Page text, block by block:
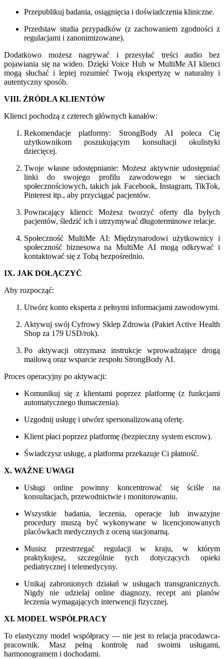
Przepublikuj badania, osiągnięcia i doświadczenia kliniczne.
Przedstaw studia przypadków (z zachowaniem zgodności z
regulacjami i zanonimizowane).
Dodatkowo możesz nagrywać i przesyłać treści audio bez
pojawiania się na wideo. Dzięki Voice Hub w MultiMe AI klienci
mogą słuchać i lepiej rozumieć Twoją ekspertyzę w naturalny i
autentyczny sposób.
VIII. ŹRÓDŁA KLIENTÓW
Klienci pochodzą z czterech głównych kanałów:
Rekomendacje platformy: StrongBody AI poleca Cię
użytkownikom poszukującym konsultacji okulistyki
dziecięcej.
Twoje własne udostępnianie: Możesz aktywnie udostępniać
linki do swojego profilu zawodowego w sieciach
społecznościowych, takich jak Facebook, Instagram, TikTok,
Pinterest itp., aby przyciągać pacjentów.
Powracający klienci: Możesz tworzyć oferty dla byłych
pacjentów, śledzić ich i utrzymywać długoterminowe relacje.
Społeczność MultiMe AI: Międzynarodowi użytkownicy i
społeczność biznesowa na MultiMe AI mogą odkrywać i
kontaktować się z Tobą bezpośrednio.
IX. JAK DOŁĄCZYĆ
Aby rozpocząć:
Utwórz konto eksperta z pełnymi informacjami zawodowymi.
Aktywuj swój Cyfrowy Sklep Zdrowia (Pakiet Active Health
Shop za 179 USD/rok).
Po aktywacji otrzymasz instrukcje wprowadzające drogą
mailową oraz wsparcie zespołu StrongBody AI.
Proces operacyjny po aktywacji:
Komunikuj się z klientami poprzez platformę (z funkcjami
automatycznego tłumaczenia).
Uzgodnij usługę i utwórz spersonalizowaną ofertę.
Klient płaci poprzez platformę (bezpieczny system escrow).
Świadczysz usługę, a platforma przekazuje Ci płatność.
X. WAŻNE UWAGI
Usługi online powinny koncentrować się ściśle na
konsultacjach, przewodnictwie i monitorowaniu.
Wszystkie badania, leczenia, operacje lub inwazyjne
procedury muszą być wykonywane w licencjonowanych
placówkach medycznych z oceną stacjonarną.
Musisz przestrzegać regulacji w kraju, w którym
praktykujesz, szczególnie tych dotyczących opieki
pediatrycznej i telemedycyny.
Unikaj zabronionych działań w usługach transgranicznych.
Nigdy nie udzielaj online diagnozy, recept ani planów
leczenia wymagających interwencji fizycznej.
XI. MODEL WSPÓŁPRACY
To elastyczny model współpracy — nie jest to relacja pracodawca-
pracownik. Masz pełną kontrolę nad swoimi usługami,
harmonogramem i dochodami.